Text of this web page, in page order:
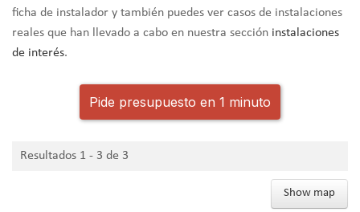
ficha de instalador y también puedes ver casos de instalaciones
reales que han llevado a cabo en nuestra sección instalaciones
de interés.
Pide presupuesto en 1 minuto
Resultados 1 - 3 de 3
Show map